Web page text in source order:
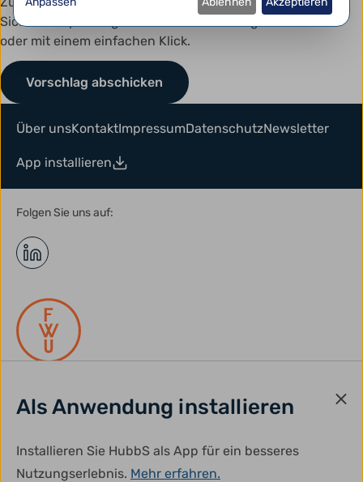
Sicherheitsprüfung erfordern. Diese erfolgt automatisch
oder mit einem einfachen Klick.
Als Anwendung installieren
Installieren Sie HubbS als App für ein besseres
Nutzungserlebnis. Mehr erfahren.
Über unsKontaktImpressumDatenschutzNewsletter
App installieren
Folgen Sie uns auf:
gefördert durch: